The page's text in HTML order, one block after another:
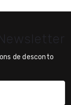
de desconto